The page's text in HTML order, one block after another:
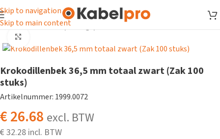
Skip to navigation
Skip to main content
Home/ Toebehoren/Overige
Krokodillenbek 36,5 mm totaal zwart (Zak 100
stuks)
Artikelnummer: 1999.0072
€26.68 excl. BTW
€ 32.28